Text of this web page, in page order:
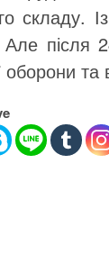
складу.
Але
оборони та